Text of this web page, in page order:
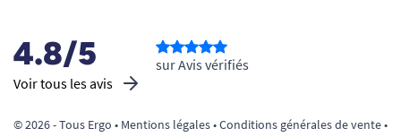
4.8/5
Voir tous les avis
sur Avis vérifiés
© 2026 - Tous Ergo • Mentions légales•Conditions générales de vente•